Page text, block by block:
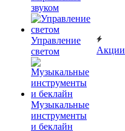
звуком
Управление
светом
Музыкальные
инструменты
и беклайн
Акции